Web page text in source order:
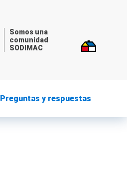
Somos una
comunidad
SODIMAC
Preguntas y respuestas